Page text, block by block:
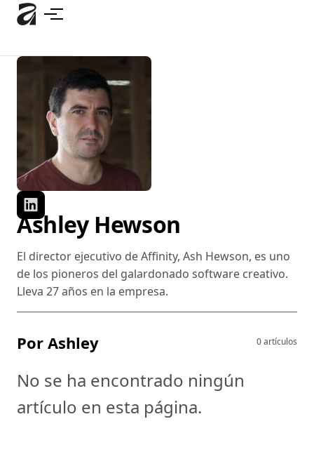
principal
Ashley Hewson
El director ejecutivo de Affinity, Ash Hewson, es uno
de los pioneros del galardonado software creativo.
Lleva 27 años en la empresa.
Por Ashley 0 artículos
No se ha encontrado ningún
artículo en esta página.